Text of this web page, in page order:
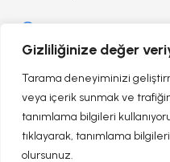
Gizliliğinize değer
Tarama deneyiminizi
veya içerik sunmak ve
tanımlama bilgileri
tıklayarak, tanımlama
olursunuz.